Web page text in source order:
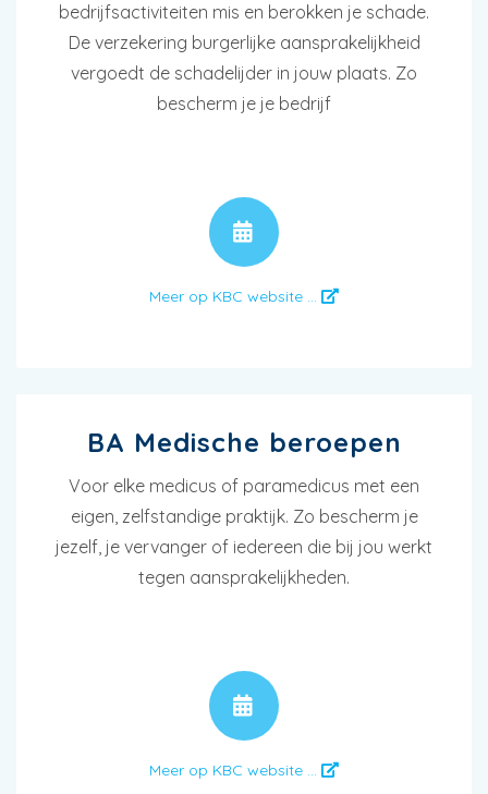
bedrijfsactiviteiten mis en berokken je schade.
De verzekering burgerlijke aansprakelijkheid
vergoedt de schadelijder in jouw plaats. Zo
bescherm je je bedrijf
Meer op KBC website ...
BA Medische beroepen
Voor elke medicus of paramedicus met een
eigen, zelfstandige praktijk. Zo bescherm je
jezelf, je vervanger of iedereen die bij jou werkt
tegen aansprakelijkheden.
Meer op KBC website ...